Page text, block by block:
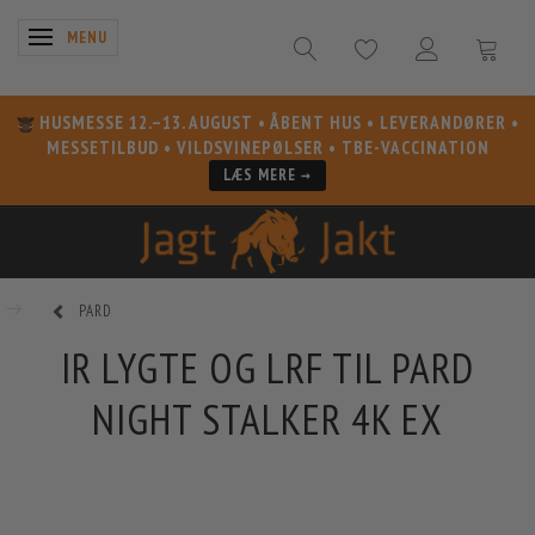
SKIFTE NAVIGATION
MENU
HUSMESSE 12.–13. AUGUST • ÅBENT HUS • LEVERANDØRER •
MESSETILBUD • VILDSVINEPØLSER • TBE-VACCINATION
LÆS MERE →
PARD
IR LYGTE OG LRF TIL PARD
NIGHT STALKER 4K EX